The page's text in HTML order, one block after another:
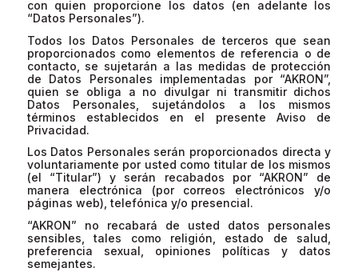
con quien proporcione los datos (en adelante los
“Datos Personales”).
Todos los Datos Personales de terceros que sean
proporcionados como elementos de referencia o de
contacto, se sujetarán a las medidas de protección
de Datos Personales implementadas por “AKRON”,
quien se obliga a no divulgar ni transmitir dichos
Datos Personales, sujetándolos a los mismos
términos establecidos en el presente Aviso de
Privacidad.
Los Datos Personales serán proporcionados directa y
voluntariamente por usted como titular de los mismos
(el “Titular”) y serán recabados por “AKRON” de
manera electrónica (por correos electrónicos y/o
páginas web), telefónica y/o presencial.
“AKRON” no recabará de usted datos personales
sensibles, tales como religión, estado de salud,
preferencia sexual, opiniones políticas y datos
semejantes.